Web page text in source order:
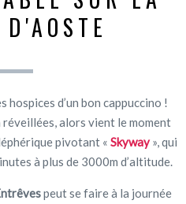
hospices d’un bon cappuccino !
alors vient le moment
pivotant « Skyway», qui
à plus de 3000m d’altitude.
peut se faire à la journée